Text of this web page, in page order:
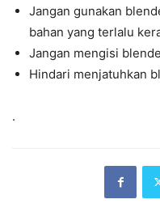
Jangan gunakan
bahan yang terlalu
Jangan mengisi
Hindari menjatuhkan
.